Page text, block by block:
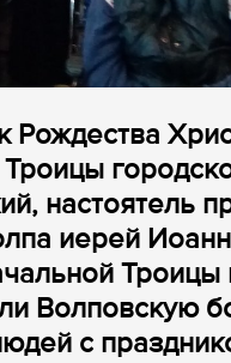
Рождества
настоятель
иерей
Троицы
Волповскую
с